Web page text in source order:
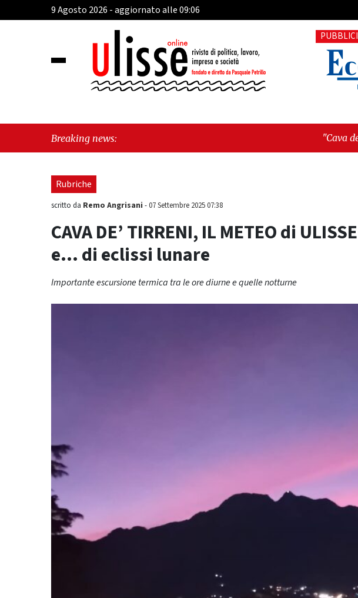
9 Agosto 2026 - aggiornato alle 09:06
Breaking news: "Cava de’ Tirreni, la
Fratellanza sull'ultima
Rubriche
scritto da Remo Angrisani -07 Settembre 2025 07:38
CAVA DE’ TIRRENI, IL METEO di
e… di eclissi lunare
Importante escursione termica tra le ore diurne e quelle notturne